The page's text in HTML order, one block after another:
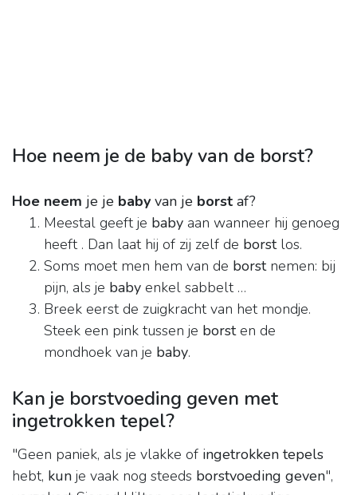
Hoe neem je de baby van de borst?
Hoe neem je je baby van je borst af?
Meestal geeft je baby aan wanneer hij genoeg
heeft . Dan laat hij of zij zelf de borstlos.
Soms moet men hem van de borstnemen: bij
pijn, als je baby enkel sabbelt …
Breek eerst de zuigkracht van het mondje.
Steek een pink tussen je borsten de
mondhoek van je baby.
Kan je borstvoeding geven met
ingetrokken tepel?
"Geen paniek, als je vlakke of ingetrokken tepels
hebt, kun je vaak nog steeds borstvoeding geven",